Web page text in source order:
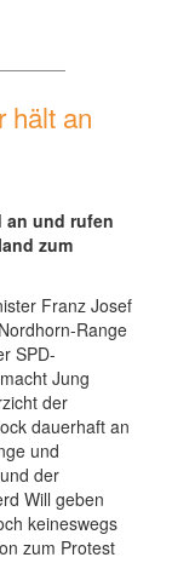
hält an
an und rufen
zum
Franz Josef
Range
SPD-
Jung
der
dauerhaft an
und
der
Will geben
keineswegs
zum Protest